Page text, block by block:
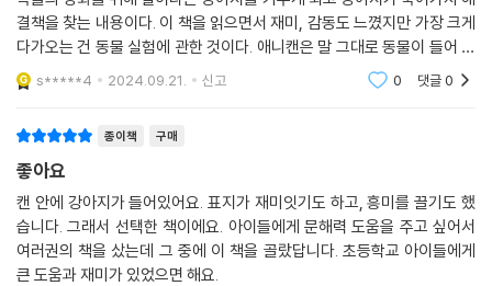
결책을 찾는 내용이다. 이 책을 읽으면서 재미, 감동도 느꼈지만 가장 크게
다가오는 건 동물 실험에 관한 것이다. 애니캔은 말 그대로 동물이 들어 있
는 캔이다. 이 캔은 태어난 새끼 동물들에게 영양분을 주는 역할을 가지고
있다.
s*****4 2024.09.21. 신고 0 댓글0
종이책 구매
좋아요
캔 안에 강아지가 들어있어요. 표지가 재미잇기도 하고, 흥미를 끌기도 했
습니다. 그래서 선택한 책이에요. 아이들에게 문해력 도움을 주고 싶어서
여러권의 책을 샀는데 그 중에 이 책을 골랐답니다. 초등학교 아이들에게
큰 도움과 재미가 있었으면 해요.